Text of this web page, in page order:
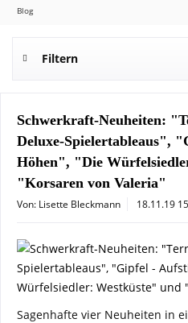
Blog
Filtern
Schwerkraft-Neuheiten:
Deluxe-Spielertableaus",
Höhen", "Die
"Korsaren von Valeria"
Von: Lisette Bleckmann 18.11.19
Sagenhafte vier Neuheiten in